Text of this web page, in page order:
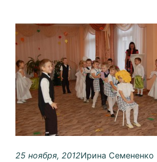
25 ноября, 2012Ирина Семененко